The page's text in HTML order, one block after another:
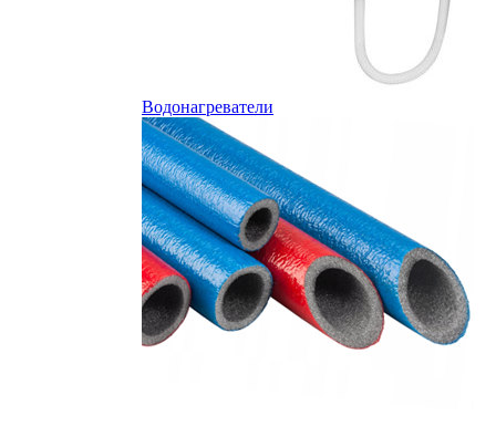
Водонагреватели